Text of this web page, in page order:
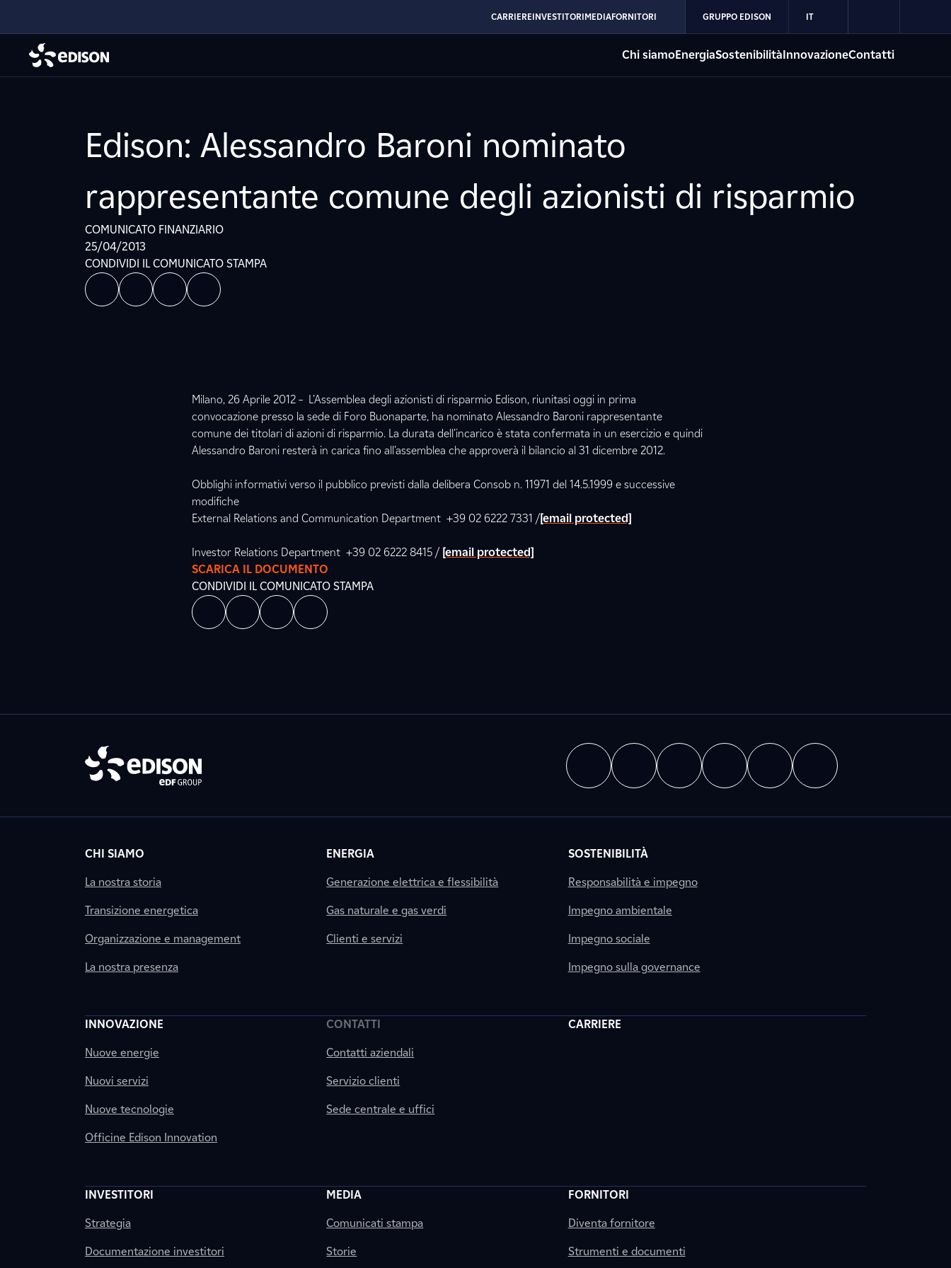
CARRIEREINVESTITORIMEDIAFORNITORI GRUPPO EDISON IT
Chi siamoEnergiaSostenibilitàInnovazioneContatti
Edison: Alessandro Baroni nominato
rappresentante comune degli azionisti di risparmio
COMUNICATO FINANZIARIO
25/04/2013
CONDIVIDI IL COMUNICATO STAMPA
Milano, 26 Aprile 2012 – L’Assemblea degli azionisti di risparmio Edison, riunitasi oggi in prima
convocazione presso la sede di Foro Buonaparte, ha nominato Alessandro Baroni rappresentante
comune dei titolari di azioni di risparmio. La durata dell’incarico è stata confermata in un esercizio e quindi
Alessandro Baroni resterà in carica fino all’assemblea che approverà il bilancio al 31 dicembre 2012.
Obblighi informativi verso il pubblico previsti dalla delibera Consob n. 11971 del 14.5.1999 e successive
modifiche
External Relations and Communication Department +39 02 6222 7331 /[email protected]
Investor Relations Department +39 02 6222 8415 / [email protected]
SCARICA IL DOCUMENTO
CONDIVIDI IL COMUNICATO STAMPA
CHI SIAMO
La nostra storia
Transizione energetica
Organizzazione e management
La nostra presenza
ENERGIA
Generazione elettrica e flessibilità
Gas naturale e gas verdi
Clienti e servizi
SOSTENIBILITÀ
Responsabilità e impegno
Impegno ambientale
Impegno sociale
Impegno sulla governance
INNOVAZIONE
Nuove energie
Nuovi servizi
Nuove tecnologie
Officine Edison Innovation
CONTATTI
Contatti aziendali
Servizio clienti
Sede centrale e uffici
CARRIERE
INVESTITORI
Strategia
Documentazione investitori
MEDIA
Comunicati stampa
Storie
FORNITORI
Diventa fornitore
Strumenti e documenti